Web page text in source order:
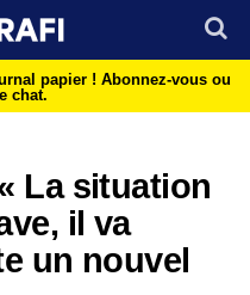
papier ! Abonnez-vous ou
chat.
La situation
il va
un nouvel